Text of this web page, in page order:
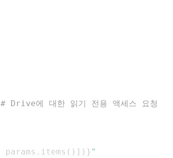
# Drive에 대한 읽기 전용 액세스 요청
params . items ( ) ] ) } "